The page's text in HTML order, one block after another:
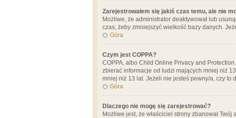
Zarejestrowałem się jakiś czas temu, ale nie
Możliwe, że administrator deaktywował lub
czas, żeby zmniejszyć wielkość bazy danych.
Góra
Czym jest COPPA?
COPPA, albo Child Online Privacy and
zbierać informacje od ludzi mających mniej niż
mniej niż 13 lat. Jeżeli nie jesteś pewny/a, czy to
Góra
Dlaczego nie mogę się zarejestrować?
Możliwe jest, że właściciel strony zbanował